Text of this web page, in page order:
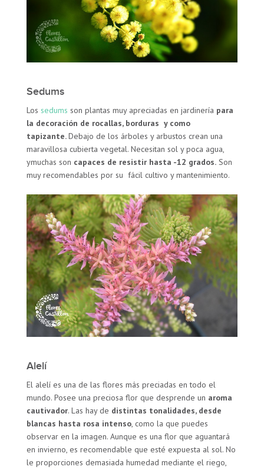
Sedums
Lossedums son plantas muy apreciadas en jardinería para
la decoración de rocallas, borduras y como
tapizante.Debajo de los árboles y arbustos crean una
maravillosa cubierta vegetal. Necesitan sol y poca agua,
ymuchas son capaces de resistir hasta -12 grados. Son
muy recomendables por su fácil cultivo y mantenimiento.
Alelí
El alelí es una de las flores más preciadas en todo el
mundo. Posee una preciosa flor que desprende un aroma
cautivador. Las hay de distintas tonalidades, desde
blancas hasta rosa intenso , como la que puedes
observar en la imagen. Aunque es una flor que aguantará
en invierno, es recomendable que esté expuesta al sol. No
le proporciones demasiada humedad mediante el riego,